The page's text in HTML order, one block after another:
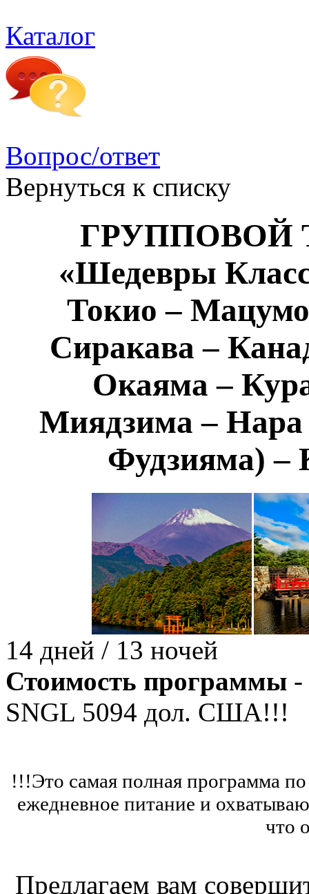
Каталог
Вопрос/ответ
Вернуться к списку
ГРУППОВОЙ
«Шедевры
Токио –
Сиракава –
Окаяма –
Миядзима – Нара
Фудзияма) –
14 дней / 13 ночей
Стоимость программы
SNGL 5094 дол. США!!!
!!!Это самая полная программа
ежедневное питание и
что
Предлагаем вам